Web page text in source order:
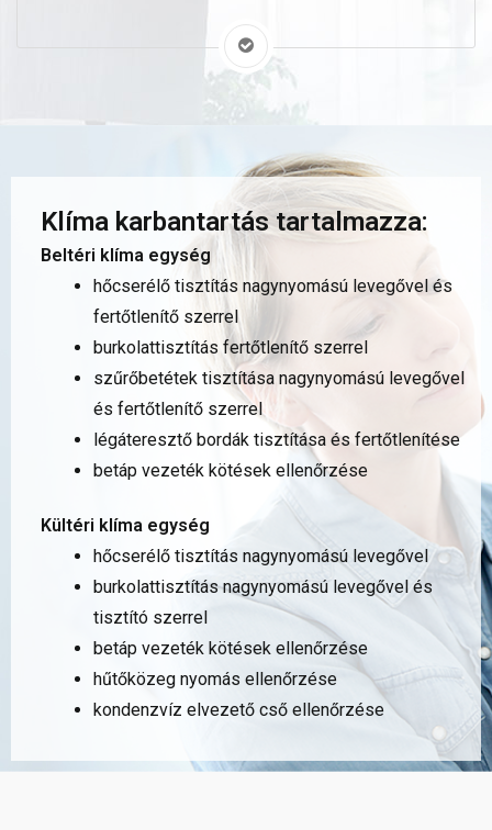
Klíma karbantartás tartalmazza:
Beltéri klíma egység
hőcserélő tisztítás nagynyomású levegővel és
fertőtlenítő szerrel
burkolattisztítás fertőtlenítő szerrel
szűrőbetétek tisztítása nagynyomású levegővel
és fertőtlenítő szerrel
légáteresztő bordák tisztítása és fertőtlenítése
betáp vezeték kötések ellenőrzése
Kültéri klíma egység
hőcserélő tisztítás nagynyomású levegővel
burkolattisztítás nagynyomású levegővel és
tisztító szerrel
betáp vezeték kötések ellenőrzése
hűtőközeg nyomás ellenőrzése
kondenzvíz elvezető cső ellenőrzése